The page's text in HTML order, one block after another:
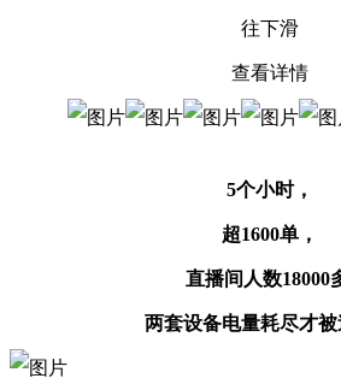
往下滑
查看详情
5个小时，
超1600单，
直播间人数18000
两套设备电量耗尽才